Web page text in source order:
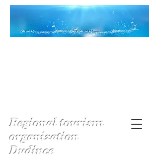
Regional tourism
organization
Dudince